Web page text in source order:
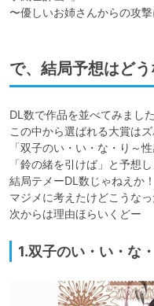
〜優しいお姉さんからの攻
で、結局予想はどう
DL数で作品を並べてみまし
この中から選ばれる大賞はズ
「双子のい・い・な・り～
「鈴の緒を引けば」と予想
結局テメーDL数じゃねえか
マジメに考えたけどこうな
次からは理由ほらいくどー
1.双子のい・い・な